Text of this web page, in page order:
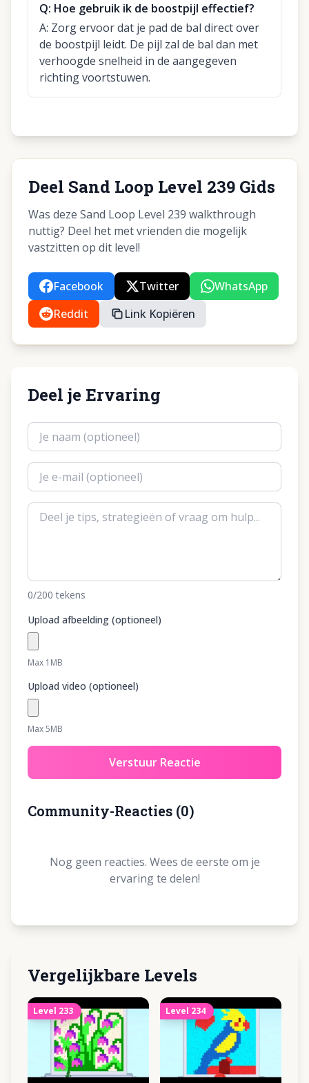
Q: Hoe gebruik ik de boostpijl effectief?
A: Zorg ervoor dat je pad de bal direct over
de boostpijl leidt. De pijl zal de bal dan met
verhoogde snelheid in de aangegeven
richting voortstuwen.
Deel Sand Loop Level 239 Gids
Was deze Sand Loop Level 239 walkthrough
nuttig? Deel het met vrienden die mogelijk
vastzitten op dit level!
Facebook Twitter
WhatsApp
Reddit
Link Kopiëren
Deel je Ervaring
0/200 tekens
Upload afbeelding (optioneel)
Max 1MB
Upload video (optioneel)
Max 5MB
Verstuur Reactie
Community-Reacties (0)
Nog geen reacties. Wees de eerste om je
ervaring te delen!
Vergelijkbare Levels
Level 233 Level 234